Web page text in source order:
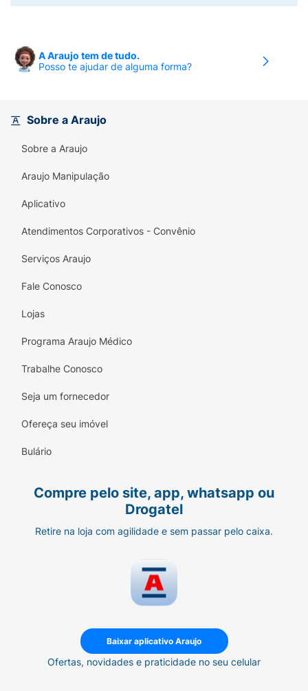
sensorial: ambos os produtos possuem um
os fios, sela as cutículas, reduz o frizz e
entrega um brilho espelhado incrível sem
confortável nos lábios. Para completar o
charme, o gloss vem com um
exclusivo
chaveiro acoplado à tampa), perfeito para
transformando o seu produto de beleza em
um item de moda super fashionista.
simultaneamente o cabelo e os lábios em
Fragrância Irresistível:
caramelo salgado.
Brilho Capilar Intenso:
ilumina os fios.
Lábios Radiantes:
uniforme e um efeito luminoso e
Acessório Fashion:Inclui um chaveiro
carregar o seu retoque com muito estilo.
Um item colecionável e
Mari Maria.
Sugestão de Uso:
A Araujo tem de tudo.
Posso te ajudar de alguma forma?
Sobre a Araujo
Sobre a Araujo
Araujo Manipulação
Aplicativo
Atendimentos Corporativos - Convênio
Serviços Araujo
Fale Conosco
Lojas
Programa Araujo Médico
Trabalhe Conosco
Seja um fornecedor
Ofereça seu imóvel
Bulário
Compre pelo site, app, whatsapp ou
Drogatel
Retire na loja com agilidade e sem passar pelo caixa.
Baixar aplicativo Araujo
Ofertas, novidades e praticidade no seu celular